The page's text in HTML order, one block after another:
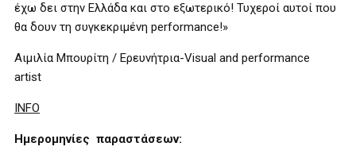
έχω δει στην Ελλάδα και στο εξωτερικό! Τυχεροί αυτοί που
θα δουν τη συγκεκριμένη performance!»
Αιμιλία Μπουρίτη / Ερευνήτρια-Visual and performance
artist
INFO
Ημερομηνίες παραστάσεων: